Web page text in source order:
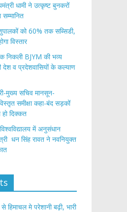
धामी ने उत्कृष्ट बुनकरों
को 60% तक सब्सिडी,
विस्तार
निकली BJYM की भव्य
देश व प्रदेशवासियों के कल्याण
मुख्य सचिव मानसून-
समीक्षा कहा-बंद सड़कों
हो दिक्कत
में अनुसंधान
धन सिंह रावत ने नवनियुक्त
हिमाचल मे परेशानी बढ़ी, भारी